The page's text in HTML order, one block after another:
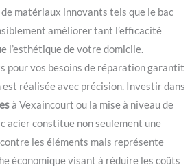
de matériaux innovants tels que le bac
améliorer tant l’efficacité
l’esthétique de votre domicile.
pour vos besoins de réparation garantit
réalisée avec précision. Investir dans
à Vexaincourt ou la mise à niveau de
acier constitue non seulement une
les éléments mais représente
économique visant à réduire les coûts